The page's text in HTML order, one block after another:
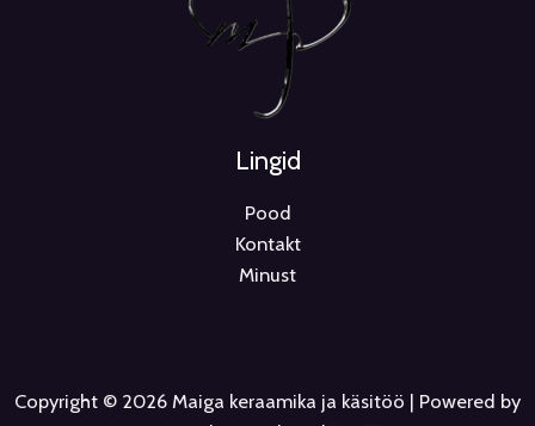
Lingid
Pood
Kontakt
Minust
Copyright © 2026 Maiga keraamika ja käsitöö | Powered by